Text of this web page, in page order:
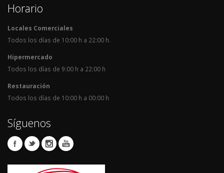
Horario
Locales Comerciales
Todos los días de 10:00 h a 22:00 h.
Hipermercado
Todos los días de 9:00 h a 22:00 h
Restauración
Todos los días de 10:00 h a 00:00 h
Síguenos